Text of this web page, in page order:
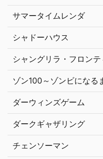
サマータイムレンダ
シャドーハウス
シャングリラ・フロンテ
ゾン100～ゾンビになる
ダーウィンズゲーム
ダークギャザリング
チェンソーマン